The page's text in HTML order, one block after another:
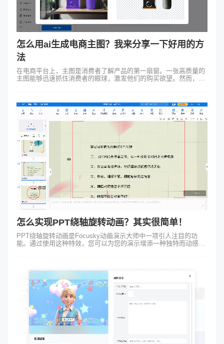
怎么用ai生成电商主图？我来分享一下好用的方
法
在电商平台上，主图是消费者了解产品的第一扇窗。一张高质量的
主图能够迅速抓住消费者的眼球，激发他们的购买欲望。然而，传
怎么实现PPT绕轴旋转动画？其实很简单！
PPT绕轴旋转动画是Focusky动画演示大师中一项引人注目的功
能。通过使用这种特效，您可以为您的演示增添一种独特而动感的